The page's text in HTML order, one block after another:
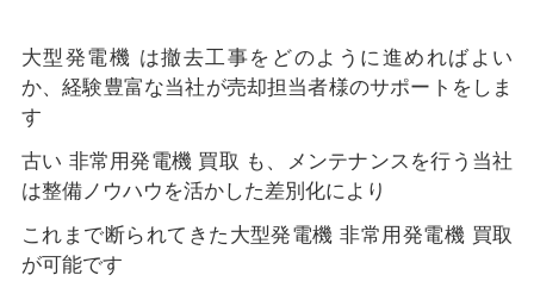
大型発電機 は撤去工事をどのように進めればよい
か、経験豊富な当社が売却担当者様のサポートをしま
す
古い 非常用発電機 買取 も、メンテナンスを行う当社
は整備ノウハウを活かした差別化により
これまで断られてきた大型発電機 非常用発電機 買取
が可能です